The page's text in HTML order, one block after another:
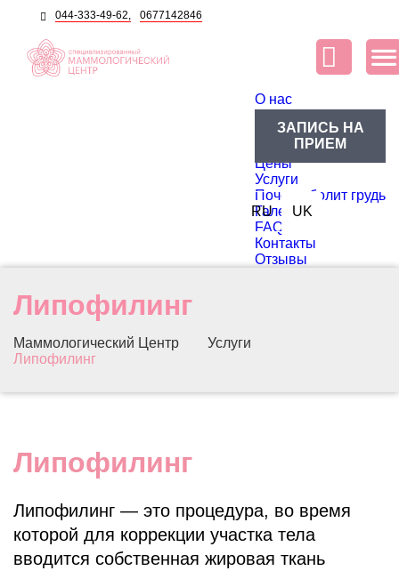
044-333-49-62, 0677142846
O нас
Блог
Доктора
Цены
Услуги
Почему болит грудь
Галерея
FAQ
Контакты
Отзывы
RU UK
ЗАПИСЬ НА
ПРИЕМ
Липофилинг
Маммологический Центр
Услуги
Липофилинг
Липофилинг
Липофилинг — это процедура, во время
которой для коррекции участка тела
вводится собственная жировая ткань